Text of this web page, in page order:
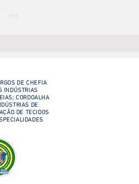
(11)
DE CHEFIA
INDÚSTRIAS
CORDOALHA
DE
DE TECIDOS